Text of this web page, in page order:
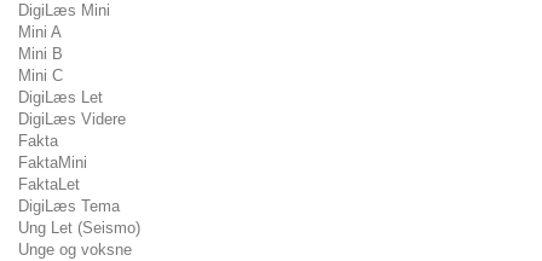
DigiLæs Mini
Mini A
Mini B
Mini C
DigiLæs Let
DigiLæs Videre
Fakta
FaktaMini
FaktaLet
DigiLæs Tema
Ung Let (Seismo)
Unge og voksne